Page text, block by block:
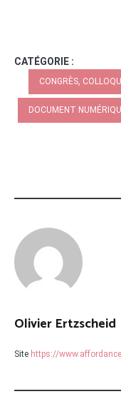
CATÉGORIE :
CONGRÈS,
DOCUMENT
Olivier Ertzscheid
Site https://